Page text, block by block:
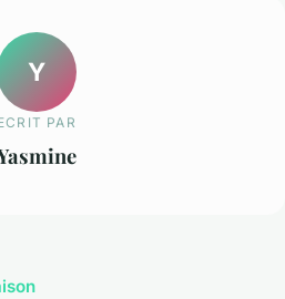
Y
PAR